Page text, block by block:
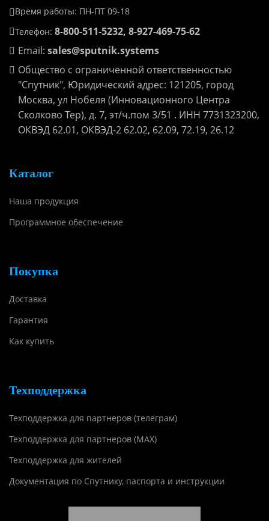
Время работы: ПН-ПТ 09-18
Телефон: 8-800-511-5232, 8-927-469-75-62
Email: sales@sputnik.systems
Общество с ограниченной ответственностью
"Спутник", Юридический адрес: 121205, город
Москва, ул Нобеля (Инновационного Центра
Сколково Тер), д. 7, эт/ч.пом 3/51 . ИНН 7731323200,
ОКВЭД 62.01, ОКВЭД-2 62.02, 62.09, 72.19, 26.12
Каталог
Наша продукция
Программное обеспечение
Покупка
Доставка
Гарантия
Как купить
Техподдержка
Техподдержка для партнеров (телеграм)
Техподдержка для партнеров (MAX)
Техподдержка для жителей
Документация по Спутнику, паспорта и инструкции